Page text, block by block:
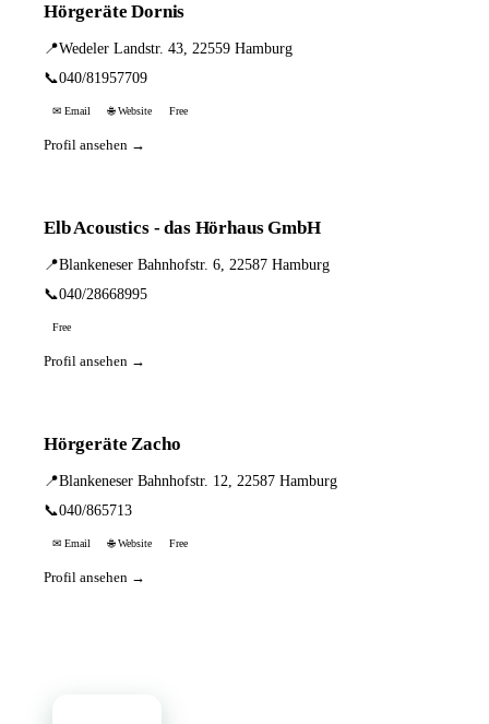
Hörgeräte Dornis
📍Wedeler Landstr. 43, 22559 Hamburg
📞040/81957709
✉ Email 🌐 Website Free
Profil ansehen →
Elb Acoustics - das Hörhaus GmbH
📍Blankeneser Bahnhofstr. 6, 22587 Hamburg
📞040/28668995
Free
Profil ansehen →
Hörgeräte Zacho
📍Blankeneser Bahnhofstr. 12, 22587 Hamburg
📞040/865713
✉ Email 🌐 Website Free
Profil ansehen →